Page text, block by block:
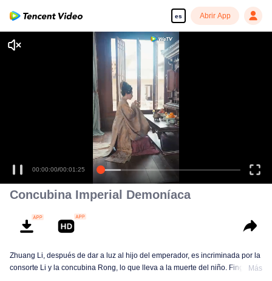
es Abrir App
Disfruta de series en alta definición y sin interrupciones
00:00:00/00:01:25
Concubina Imperial Demoníaca
Zhuang Li, después de dar a luz al hijo del emperador, es incriminada por la
consorte Li y la concubina Rong, lo que lleva a la muerte del niño. Fingiendo
Más